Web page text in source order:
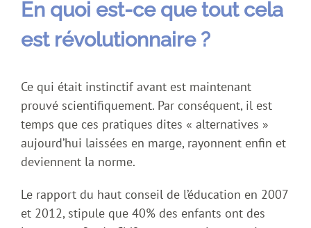
En quoi est-ce que tout cela
est révolutionnaire ?
Ce qui était instinctif avant est maintenant
prouvé scientifiquement. Par conséquent, il est
temps que ces pratiques dites « alternatives »
aujourd’hui laissées en marge, rayonnent enfin et
deviennent la norme.
Le rapport du haut conseil de l’éducation en 2007
et 2012, stipule que 40% des enfants ont des